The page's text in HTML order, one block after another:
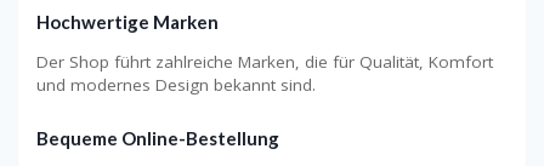
Hochwertige Marken
Der Shop führt zahlreiche Marken, die für Qualität, Komfort
und modernes Design bekannt sind.
Bequeme Online-Bestellung